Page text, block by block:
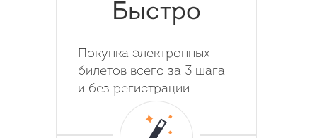
Быстро
Покупка электронных
билетов всего за 3 шага
и без регистрации